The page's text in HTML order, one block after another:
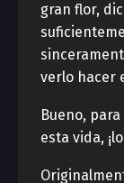
gran flor,
verlo hacer
Bueno,
esta vida,